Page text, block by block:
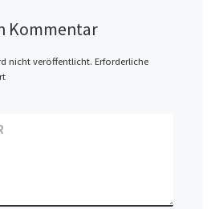
Kommentar
nicht veröffentlicht. Erforderliche